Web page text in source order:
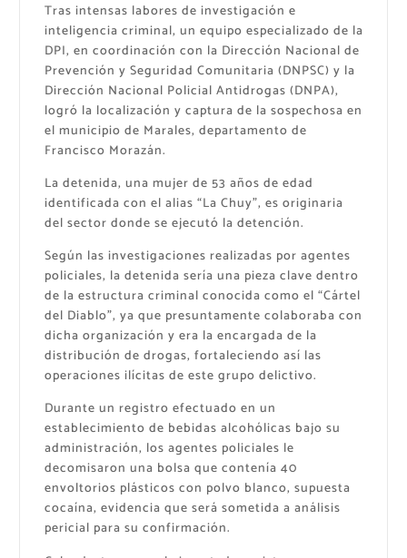
Tras intensas labores de investigación e
inteligencia criminal, un equipo especializado de la
DPI, en coordinación con la Dirección Nacional de
Prevención y Seguridad Comunitaria (DNPSC) y la
Dirección Nacional Policial Antidrogas (DNPA),
logró la localización y captura de la sospechosa en
el municipio de Marales, departamento de
Francisco Morazán.
La detenida, una mujer de 53 años de edad
identificada con el alias “La Chuy”, es originaria
del sector donde se ejecutó la detención.
Según las investigaciones realizadas por agentes
policiales, la detenida sería una pieza clave dentro
de la estructura criminal conocida como el “Cártel
del Diablo”, ya que presuntamente colaboraba con
dicha organización y era la encargada de la
distribución de drogas, fortaleciendo así las
operaciones ilícitas de este grupo delictivo.
Durante un registro efectuado en un
establecimiento de bebidas alcohólicas bajo su
administración, los agentes policiales le
decomisaron una bolsa que contenía 40
envoltorios plásticos con polvo blanco, supuesta
cocaína, evidencia que será sometida a análisis
pericial para su confirmación.